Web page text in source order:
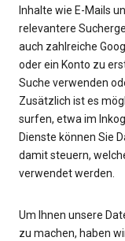
Inhalte wie E-Mails
relevantere
auch zahlreiche
oder ein Konto zu
Suche verwenden
Zusätzlich ist es
surfen, etwa im
Dienste können Sie
damit steuern,
verwendet werden.
Um Ihnen unsere
zu machen, haben